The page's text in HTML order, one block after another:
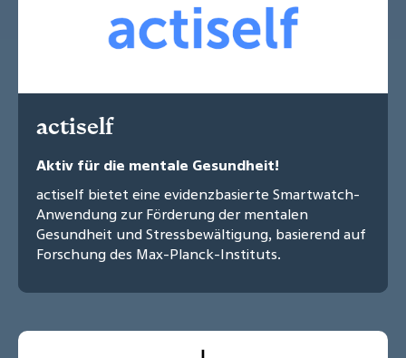
actiself
Aktiv für die mentale Gesundheit!
actiself bietet eine evidenzbasierte Smartwatch-
Anwendung zur Förderung der mentalen
Gesundheit und Stressbewältigung, basierend auf
Forschung des Max-Planck-Instituts.